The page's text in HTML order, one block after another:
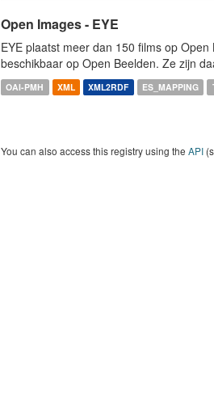
Open Images - EYE
EYE plaatst meer dan 150 films op
beschikbaar op Open Beelden. Ze zijn
OAI-PMH XML XML2RDF ES_MAPPING
You can also access this registry using the API